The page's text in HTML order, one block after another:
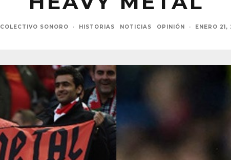
COLECTIVO SONORO · HISTORIAS NOTICIAS OPINIÓN · ENERO